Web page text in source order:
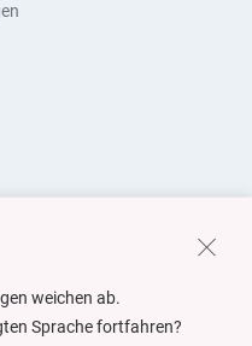
weichen ab.
Sprache fortfahren?